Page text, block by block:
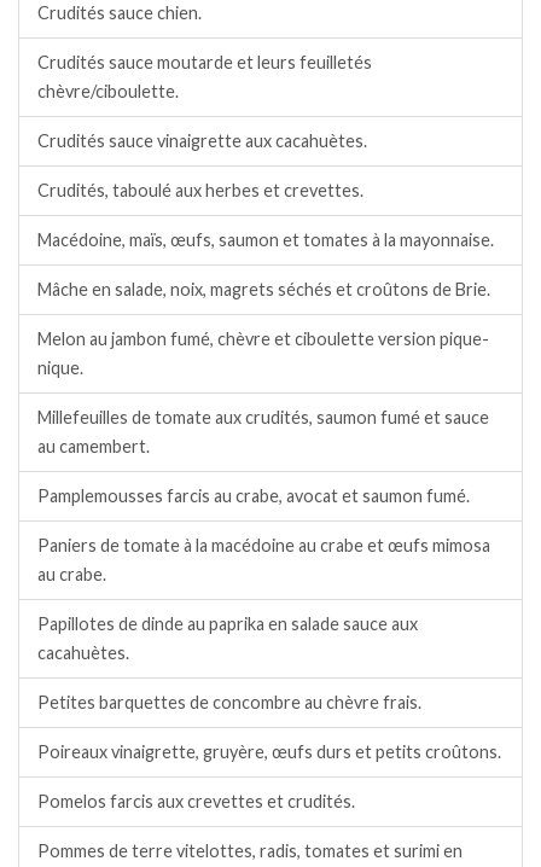
Crudités sauce chien.
Crudités sauce moutarde et leurs feuilletés
chèvre/ciboulette.
Crudités sauce vinaigrette aux cacahuètes.
Crudités, taboulé aux herbes et crevettes.
Macédoine, maïs, œufs, saumon et tomates à la mayonnaise.
Mâche en salade, noix, magrets séchés et croûtons de Brie.
Melon au jambon fumé, chèvre et ciboulette version pique-
nique.
Millefeuilles de tomate aux crudités, saumon fumé et sauce
au camembert.
Pamplemousses farcis au crabe, avocat et saumon fumé.
Paniers de tomate à la macédoine au crabe et œufs mimosa
au crabe.
Papillotes de dinde au paprika en salade sauce aux
cacahuètes.
Petites barquettes de concombre au chèvre frais.
Poireaux vinaigrette, gruyère, œufs durs et petits croûtons.
Pomelos farcis aux crevettes et crudités.
Pommes de terre vitelottes, radis, tomates et surimi en